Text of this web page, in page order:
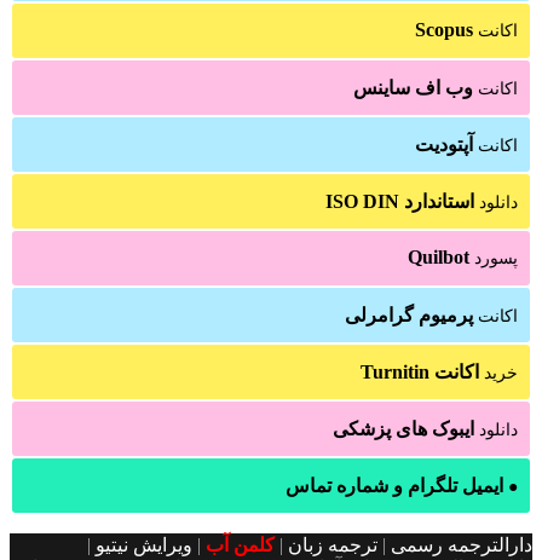
اکانت Scopus
اکانت وب اف ساینس
اکانت آپتودیت
دانلود استاندارد ISO DIN
پسورد Quilbot
اکانت پرمیوم گرامرلی
خرید اکانت Turnitin
دانلود ایبوک های پزشکی
● ایمیل تلگرام و شماره تماس
دارالترجمه رسمی | ترجمه زبان |کلمن آب | ویرایش نیتیو |